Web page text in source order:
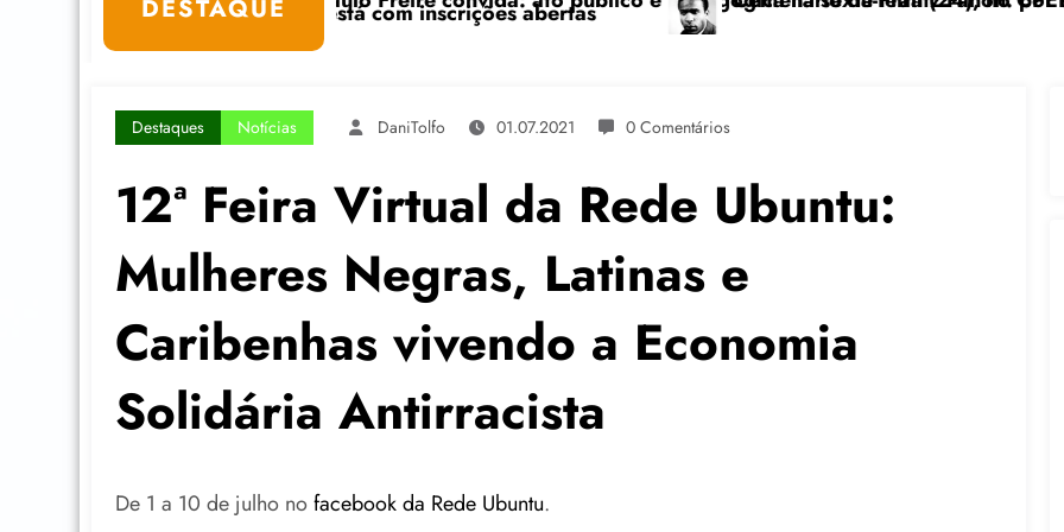
DESTAQUE
inscrições abertas
Destaques Notícias DaniTolfo 01.07.2021 0 Comentários
12ª Feira Virtual da Rede Ubuntu:
Mulheres Negras, Latinas e
Caribenhas vivendo a Economia
Solidária Antirracista
De 1 a 10 de julho nofacebook da Rede Ubuntu.